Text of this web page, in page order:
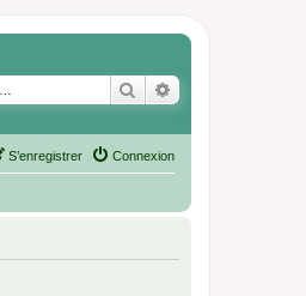
RechercherRecherche
Connexion
S’enregistrer